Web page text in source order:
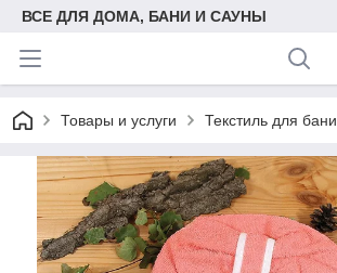
ВСЕ ДЛЯ ДОМА, БАНИ И САУНЫ
Товары и услуги Текстиль для бани